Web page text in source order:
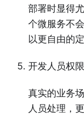
部署时显得
个微服务不
以更自由的
开发人员权
真实的业务
人员处理，